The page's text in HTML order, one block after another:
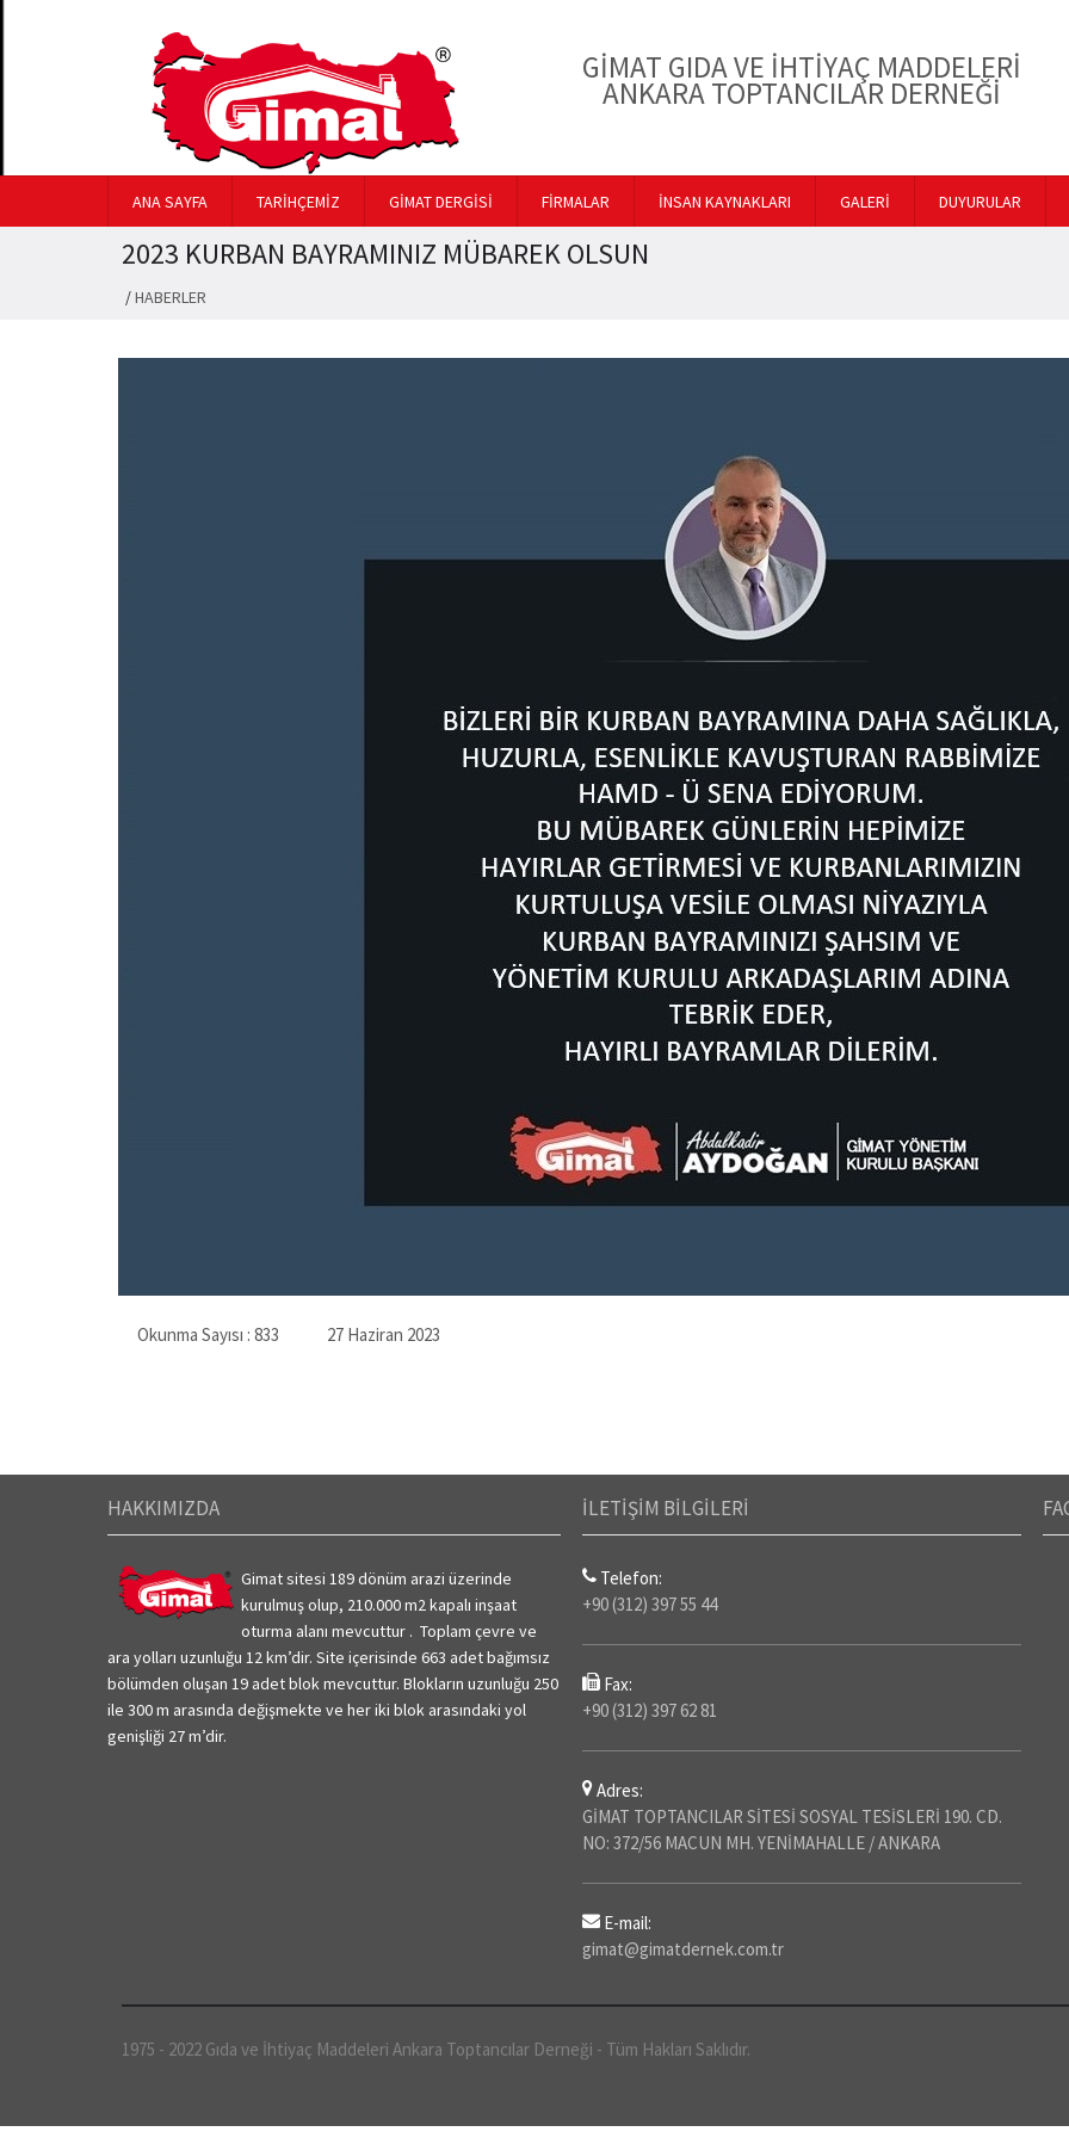
GİMAT GIDA VE İHTİYAÇ MADDELERİ
ANKARA TOPTANCILAR DERNEĞİ
ANA SAYFA TARİHÇEMİZ GİMAT DERGİSİ FİRMALAR İNSAN KAYNAKLARI GALERİ DUYURULAR
2023 KURBAN BAYRAMINIZ MÜBAREK OLSUN
/HABERLER
Okunma Sayısı : 833 27 Haziran 2023
HAKKIMIZDA
Gimat sitesi 189 dönüm arazi üzerinde
kurulmuş olup, 210.000 m2 kapalı inşaat
oturma alanı mevcuttur . Toplam çevre ve
ara yolları uzunluğu 12 km’dir. Site içerisinde 663 adet bağımsız
bölümden oluşan 19 adet blok mevcuttur. Blokların uzunluğu 250
ile 300 m arasında değişmekte ve her iki blok arasındaki yol
genişliği 27 m’dir.
İLETİŞİM BİLGİLERİ
Telefon:
+90 (312) 397 55 44
Fax:
+90 (312) 397 62 81
Adres:
GİMAT TOPTANCILAR SİTESİ SOSYAL TESİSLERİ 190. CD.
NO: 372/56 MACUN MH. YENİMAHALLE / ANKARA
E-mail:
gimat@gimatdernek.com.tr
1975 - 2022 Gıda ve İhtiyaç Maddeleri Ankara Toptancılar Derneği - Tüm Hakları Saklıdır.